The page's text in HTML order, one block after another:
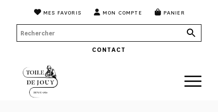
MES FAVORIS MON COMPTE PANIER
CONTACT